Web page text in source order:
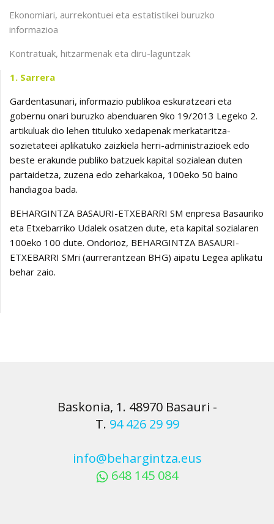
Ekonomiari, aurrekontuei eta estatistikei buruzko
informazioa
Kontratuak, hitzarmenak eta diru-laguntzak
1. Sarrera
Gardentasunari, informazio publikoa eskuratzeari eta
gobernu onari buruzko abenduaren 9ko 19/2013 Legeko 2.
artikuluak dio lehen tituluko xedapenak merkataritza-
sozietateei aplikatuko zaizkiela herri-administrazioek edo
beste erakunde publiko batzuek kapital sozialean duten
partaidetza, zuzena edo zeharkakoa, 100eko 50 baino
handiagoa bada.
BEHARGINTZA BASAURI-ETXEBARRI SM enpresa Basauriko
eta Etxebarriko Udalek osatzen dute, eta kapital sozialaren
100eko 100 dute. Ondorioz, BEHARGINTZA BASAURI-
ETXEBARRI SMri (aurrerantzean BHG) aipatu Legea aplikatu
behar zaio.
Baskonia, 1. 48970 Basauri -
T. 94 426 29 99
info@behargintza.eus
648 145 084